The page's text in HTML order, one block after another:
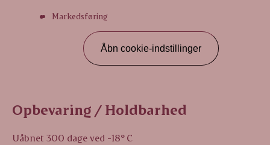
Markedsføring
Åbn cookie-indstillinger
Opbevaring / Holdbarhed
Uåbnet 300 dage ved -18° C